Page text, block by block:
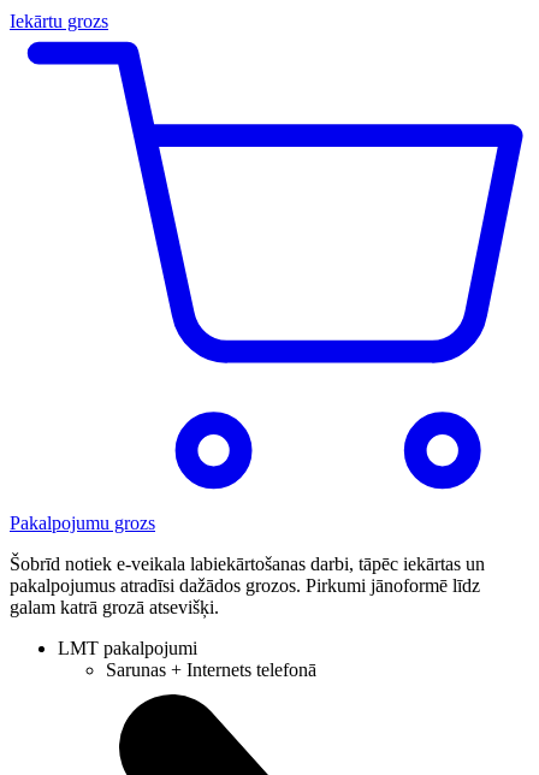
Iekārtu grozs
Pakalpojumu grozs
Šobrīd notiek e-veikala labiekārtošanas darbi, tāpēc iekārtas un
pakalpojumus atradīsi dažādos grozos. Pirkumi jānoformē līdz
galam katrā grozā atsevišķi.
LMT pakalpojumi
Sarunas + Internets telefonā